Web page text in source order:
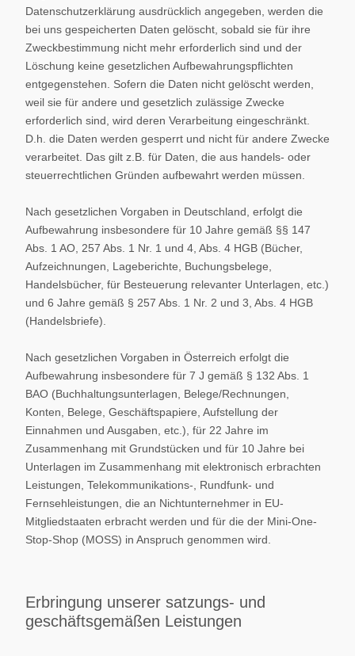
Datenschutzerklärung ausdrücklich angegeben, werden die
bei uns gespeicherten Daten gelöscht, sobald sie für ihre
Zweckbestimmung nicht mehr erforderlich sind und der
Löschung keine gesetzlichen Aufbewahrungspflichten
entgegenstehen. Sofern die Daten nicht gelöscht werden,
weil sie für andere und gesetzlich zulässige Zwecke
erforderlich sind, wird deren Verarbeitung eingeschränkt.
D.h. die Daten werden gesperrt und nicht für andere Zwecke
verarbeitet. Das gilt z.B. für Daten, die aus handels- oder
steuerrechtlichen Gründen aufbewahrt werden müssen.
Nach gesetzlichen Vorgaben in Deutschland, erfolgt die
Aufbewahrung insbesondere für 10 Jahre gemäß §§ 147
Abs. 1 AO, 257 Abs. 1 Nr. 1 und 4, Abs. 4 HGB (Bücher,
Aufzeichnungen, Lageberichte, Buchungsbelege,
Handelsbücher, für Besteuerung relevanter Unterlagen, etc.)
und 6 Jahre gemäß § 257 Abs. 1 Nr. 2 und 3, Abs. 4 HGB
(Handelsbriefe).
Nach gesetzlichen Vorgaben in Österreich erfolgt die
Aufbewahrung insbesondere für 7 J gemäß § 132 Abs. 1
BAO (Buchhaltungsunterlagen, Belege/Rechnungen,
Konten, Belege, Geschäftspapiere, Aufstellung der
Einnahmen und Ausgaben, etc.), für 22 Jahre im
Zusammenhang mit Grundstücken und für 10 Jahre bei
Unterlagen im Zusammenhang mit elektronisch erbrachten
Leistungen, Telekommunikations-, Rundfunk- und
Fernsehleistungen, die an Nichtunternehmer in EU-
Mitgliedstaaten erbracht werden und für die der Mini-One-
Stop-Shop (MOSS) in Anspruch genommen wird.
Erbringung unserer satzungs- und
geschäftsgemäßen Leistungen